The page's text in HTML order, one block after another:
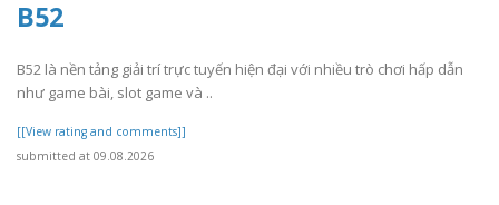
B52
B52 là nền tảng giải trí trực tuyến hiện đại với nhiều trò chơi hấp dẫn
như game bài, slot game và ..
[[View rating and comments]]
submitted at 09.08.2026